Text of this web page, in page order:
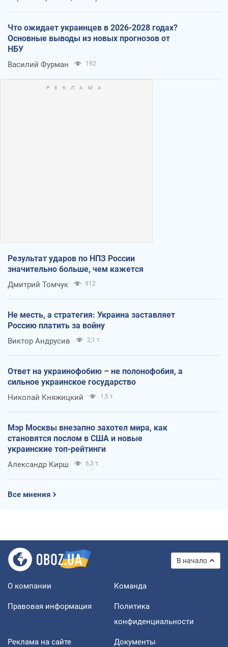
Что ожидает украинцев в 2026-2028 годах?
Основные выводы из новых прогнозов от
НБУ
Василий Фурман 192
Результат ударов по НПЗ России
значительно больше, чем кажется
Дмитрий Томчук 912
Не месть, а стратегия: Украина заставляет
Россию платить за войну
Виктор Андрусив 2,1 т.
Ответ на украинофобию – не полонофобия, а
сильное украинское государство
Николай Княжицкий 1,5 т.
Мэр Москвы внезапно захотел мира, как
становятся послом в США и новые
украинские топ-рейтинги
Александр Кирш 6,3 т.
Все мнения
В начало
О компании Команда
Правовая информация
Политика
конфиденциальности
Реклама на сайте Документы